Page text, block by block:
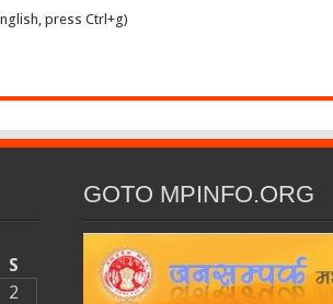
press Ctrl+g)
S
2
GOTO MPINFO.ORG